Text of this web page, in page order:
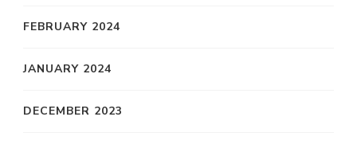
FEBRUARY 2024
JANUARY 2024
DECEMBER 2023